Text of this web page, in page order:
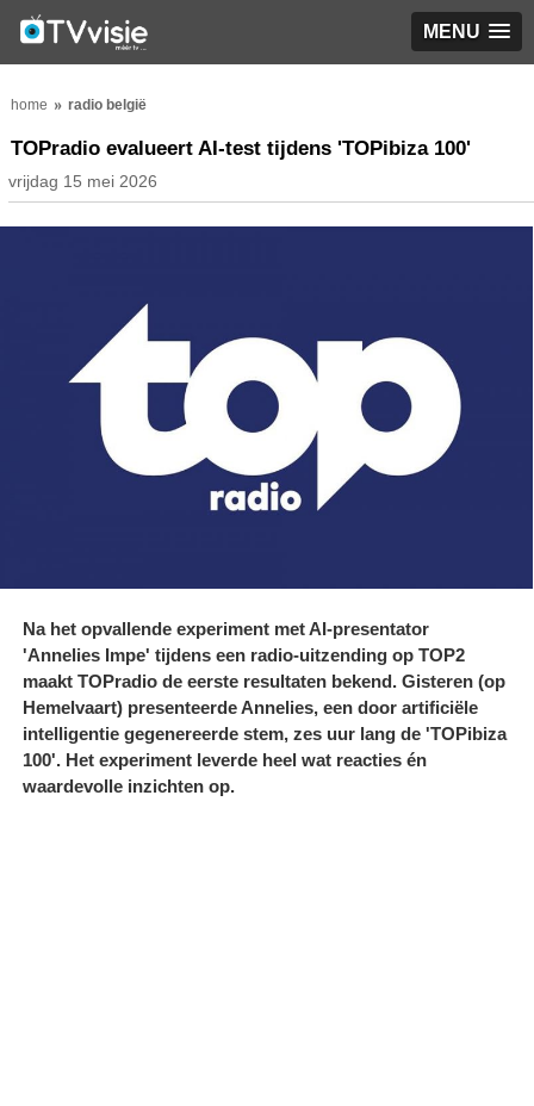
MENU
home radio belgië
TOPradio evalueert AI-test tijdens 'TOPibiza 100'
vrijdag 15 mei 2026
Na het opvallende experiment met AI-presentator
'Annelies Impe' tijdens een radio-uitzending op TOP2
maakt TOPradio de eerste resultaten bekend. Gisteren (op
Hemelvaart) presenteerde Annelies, een door artificiële
intelligentie gegenereerde stem, zes uur lang de 'TOPibiza
100'. Het experiment leverde heel wat reacties én
waardevolle inzichten op.